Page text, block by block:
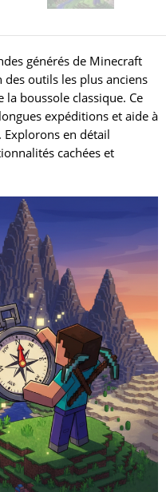
générés de Minecraft
des outils les plus anciens
boussole classique. Ce
expéditions et aide à
en détail
cachées et